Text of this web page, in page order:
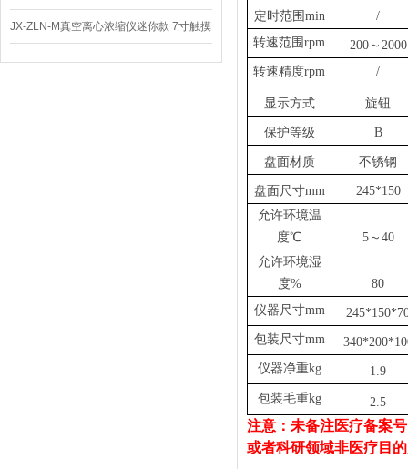
JX-ZLN-M真空离心浓缩仪迷你款 7寸触摸
屏
定时范围 min
/
转速范围 rpm
200～2000
转速精度rpm /
显示方式 旋钮
保护等级 B
盘面材质 不锈钢
盘面尺寸mm
245*150
允许环境温
度℃
5～40
允许环境湿
度%
80
仪器尺寸mm
包装尺寸mm
仪器净重kg
1.9
包装毛重kg 2.5
注意：未备注医疗备案
或者科研领域非医疗目